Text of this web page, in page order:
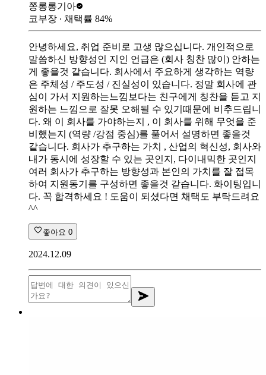
쫑롱롱기아
코부장 ∙ 채택률 84%
안녕하세요, 취업 준비로 고생 많으십니다. 개인적으로
말씀하신 방향성인 지인 언급은 (회사 칭찬 많이) 안하는
게 좋을것 같습니다. 회사에서 주요하게 생각하는 역량
은 주체성 / 주도성 / 진실성이 있습니다. 정말 회사에 관
심이 가서 지원하는느낌보다는 친구에게 칭찬을 듣고 지
원하는 느낌으로 잘못 오해될 수 있기때문에 비추드립니
다. 왜 이 회사를 가야하는지 , 이 회사를 위해 무엇을 준
비했는지 (역량 /강점 중심)를 풀어서 설명하면 좋을것
같습니다. 회사가 추구하는 가치 , 산업의 혁신성, 회사와
내가 동시에 성장할 수 있는 곳인지, 다이내믹한 곳인지
여러 회사가 추구하는 방향성과 본인의 가치를 잘 접목
하여 지원동기를 구성하면 좋을것 같습니다. 화이팅입니
다. 꼭 합격하세요 ! 도움이 되셨다면 채택도 부탁드려요
^^
좋아요 0
2024.12.09